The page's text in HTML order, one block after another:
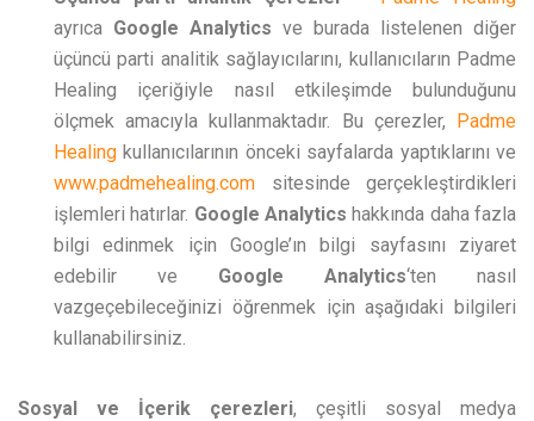
ayrıca Google Analytics ve burada listelenen diğer
üçüncü parti analitik sağlayıcılarını, kullanıcıların Padme
Healing içeriğiyle nasıl etkileşimde bulunduğunu
ölçmek amacıyla kullanmaktadır. Bu çerezler, Padme
Healing kullanıcılarının önceki sayfalarda yaptıklarını ve
www.padmehealing.com sitesinde gerçekleştirdikleri
işlemleri hatırlar. Google Analytics hakkında daha fazla
bilgi edinmek için Google’ın bilgi sayfasını ziyaret
edebilir ve Google Analytics‘ten nasıl
vazgeçebileceğinizi öğrenmek için aşağıdaki bilgileri
kullanabilirsiniz.
Sosyal ve İçerik çerezleri, çeşitli sosyal medya